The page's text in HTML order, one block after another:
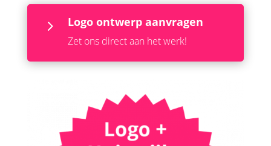
5 Logo ontwerp aanvragen
Zet ons direct aan het werk!